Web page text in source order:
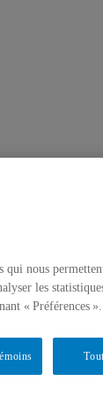
nous
les
« Préférences ».